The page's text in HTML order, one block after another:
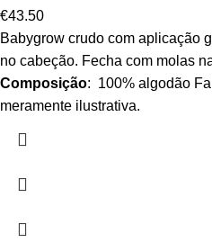
€43.50
Babygrow crudo com aplicação
no cabeção. Fecha com molas
Composição: 100% algodão
meramente ilustrativa.